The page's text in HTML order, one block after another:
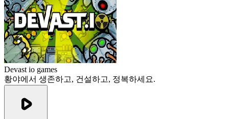
Devast io games
황야에서 생존하고, 건설하고, 정복하세요.